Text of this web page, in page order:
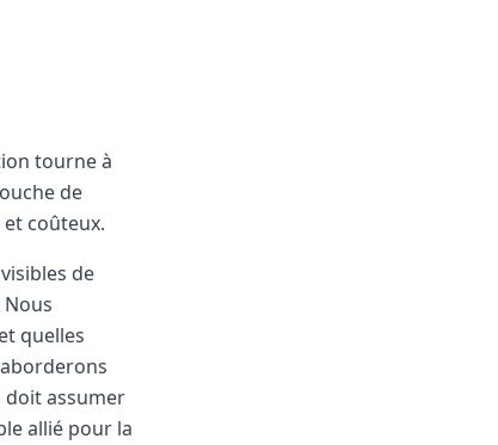
tourne à
de
coûteux.
de
quelles
assumer
allié pour la